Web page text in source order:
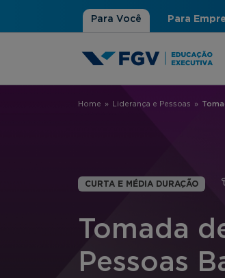
Para Você Para
Você está
Home » Liderança e Pessoas »
CURTA E MÉDIA DURAÇÃO
Tomada
Pessoas